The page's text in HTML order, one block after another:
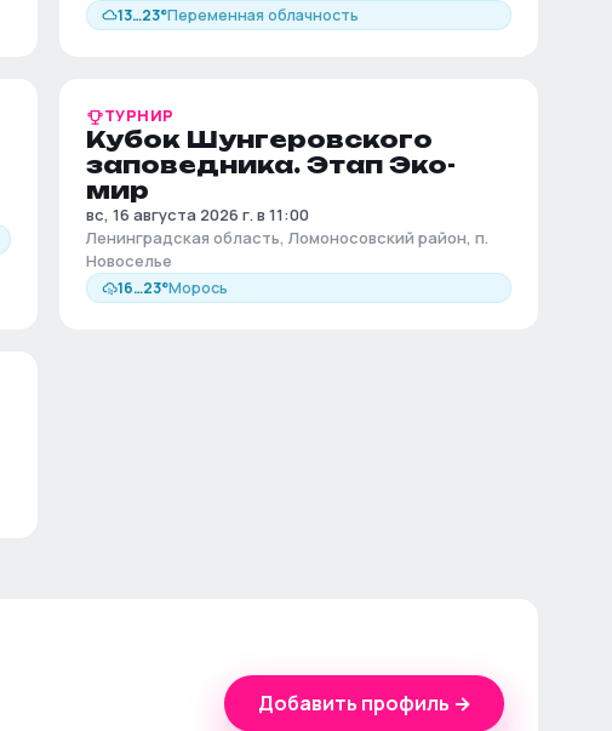
13…23°Переменная облачность
ТУРНИР
Кубок Шунгеровского
заповедника. Этап Эко-
мир
вс, 16 августа 2026 г. в 11:00
Ленинградская область, Ломоносовский район, п.
Новоселье
16…23°Морось
Добавить профиль →